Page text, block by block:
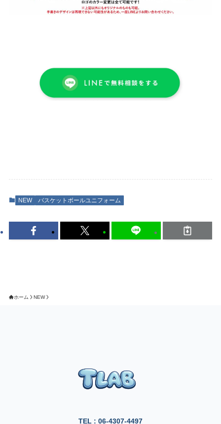
NEW バスケットボールユニフォーム
ホーム NEW
TEL : 06-4307-4497